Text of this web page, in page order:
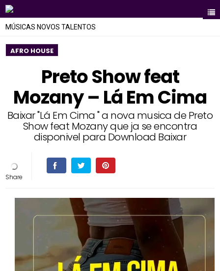
MÚSICAS NOVOS TALENTOS
AFRO HOUSE
Preto Show feat
Mozany – Lá Em Cima
Baixar "Lá Em Cima " a nova musica de Preto
Show feat Mozany que ja se encontra
disponivel para Download Baixar